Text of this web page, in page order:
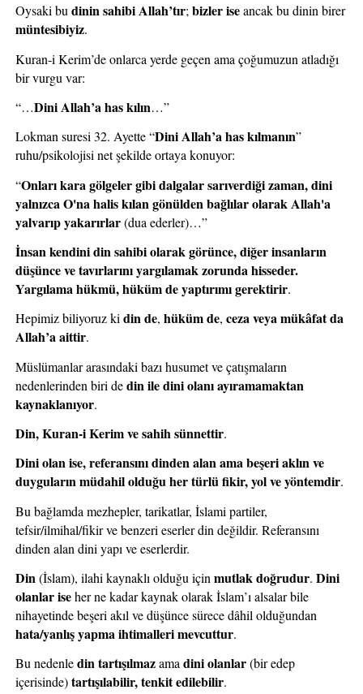
Oysaki bu dinin sahibi Allah’tır; bizler ise ancak bu dinin birer
müntesibiyiz.
Kuran-i Kerim’de onlarca yerde geçen ama çoğumuzun atladığı
bir vurgu var:
“…Dini Allah’a has kılın…”
Lokman suresi 32. Ayette “Dini Allah’a has kılmanın”
ruhu/psikolojisi net şekilde ortaya konuyor:
“Onları kara gölgeler gibi dalgalar sarıverdiği zaman, dini
yalnızca O'na halis kılan gönülden bağlılar olarak Allah'a
yalvarıp yakarırlar (dua ederler)…”
İnsan kendini din sahibi olarak görünce, diğer insanların
düşünce ve tavırlarını yargılamak zorunda hisseder.
Yargılama hükmü, hüküm de yaptırımı gerektirir.
Hepimiz biliyoruz ki din de, hüküm de, ceza veya mükâfat da
Allah’a aittir.
Müslümanlar arasındaki bazı husumet ve çatışmaların
nedenlerinden biri de din ile dini olanı ayıramamaktan
kaynaklanıyor.
Din, Kuran-i Kerim ve sahih sünnettir.
Dini olan ise, referansını dinden alan ama beşeri aklın ve
duyguların müdahil olduğu her türlü fikir, yol ve yöntemdir.
Bu bağlamda mezhepler, tarikatlar, İslami partiler,
tefsir/ilmihal/fikir ve benzeri eserler din değildir. Referansını
dinden alan dini yapı ve eserlerdir.
Din (İslam), ilahi kaynaklı olduğu için mutlak doğrudur. Dini
olanlar ise her ne kadar kaynak olarak İslam’ı alsalar bile
hata/yanlış yapma ihtimalleri mevcuttur.
Bu nedenle din tartışılmaz ama dini olanlar (bir edep
içerisinde) tartışılabilir, tenkit edilebilir.